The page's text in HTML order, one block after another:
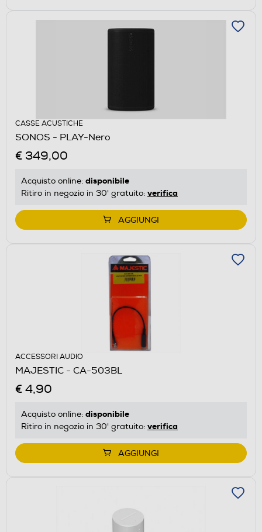
CASSE ACUSTICHE
SONOS - PLAY-Nero
€ 349,00
Acquisto online: disponibile
Ritiro in negozio in 30' gratuito: verifica
AGGIUNGI
ACCESSORI AUDIO
MAJESTIC - CA-503BL
€ 4,90
Acquisto online: disponibile
Ritiro in negozio in 30' gratuito: verifica
AGGIUNGI